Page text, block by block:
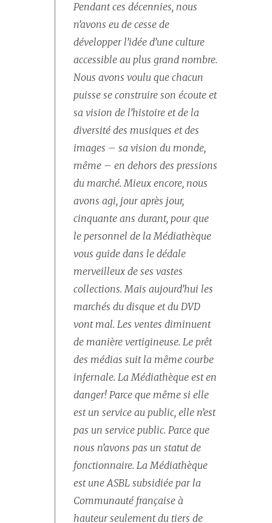
Pendant ces décennies, nous
n’avons eu de cesse de
développer l’idée d’une culture
accessible au plus grand nombre.
Nous avons voulu que chacun
puisse se construire son écoute et
sa vision de l’histoire et de la
diversité des musiques et des
images – sa vision du monde,
même – en dehors des pressions
du marché. Mieux encore, nous
avons agi, jour après jour,
cinquante ans durant, pour que
le personnel de la Médiathèque
vous guide dans le dédale
merveilleux de ses vastes
collections. Mais aujourd’hui les
marchés du disque et du DVD
vont mal. Les ventes diminuent
de manière vertigineuse. Le prêt
des médias suit la même courbe
infernale. La Médiathèque est en
danger! Parce que même si elle
est un service au public, elle n’est
pas un service public. Parce que
nous n’avons pas un statut de
fonctionnaire. La Médiathèque
est une ASBL subsidiée par la
Communauté française à
hauteur seulement du tiers de